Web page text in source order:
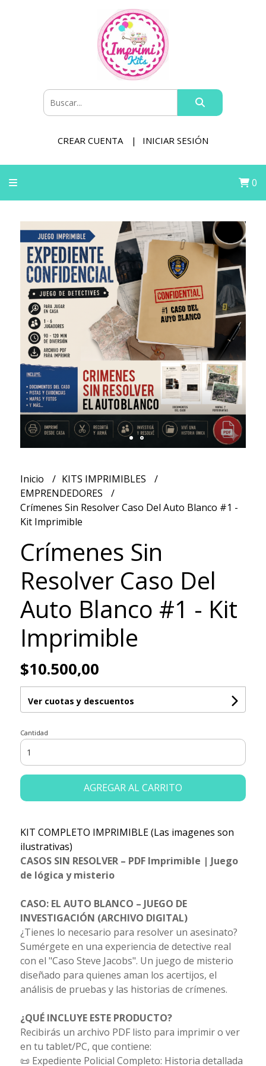
CREAR CUENTA INICIAR SESIÓN
0
Inicio
KITS IMPRIMIBLES
EMPRENDEDORES
Crímenes Sin Resolver Caso Del Auto Blanco #1 -
Kit Imprimible
Crímenes Sin
Resolver Caso Del
Auto Blanco #1 - Kit
Imprimible
$10.500,00
Ver cuotas y descuentos
Cantidad
AGREGAR AL CARRITO
KIT COMPLETO IMPRIMIBLE (Las imagenes son
ilustrativas)
CASOS SIN RESOLVER – PDF Imprimible | Juego
de lógica y misterio
CASO: EL AUTO BLANCO – JUEGO DE
INVESTIGACIÓN (ARCHIVO DIGITAL)
¿Tienes lo necesario para resolver un asesinato?
Sumérgete en una experiencia de detective real
con el "Caso Steve Jacobs". Un juego de misterio
diseñado para quienes aman los acertijos, el
análisis de pruebas y las historias de crímenes.
¿QUÉ INCLUYE ESTE PRODUCTO?
Recibirás un archivo PDF listo para imprimir o ver
en tu tablet/PC, que contiene:
📜 Expediente Policial Completo: Historia detallada